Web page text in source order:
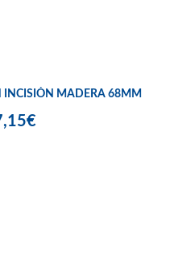
INCISIÓN MADERA 68MM